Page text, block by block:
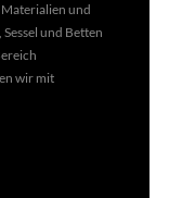
und
und Betten
wir mit